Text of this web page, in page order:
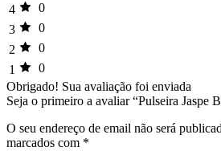
4
0
3
0
2
0
1
0
Obrigado! Sua avaliação foi enviada
Seja o primeiro a avaliar “Pulseira Jaspe
O seu endereço de email não será
marcados com *